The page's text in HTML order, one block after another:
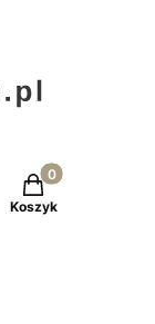
Produkty w
Koszyk